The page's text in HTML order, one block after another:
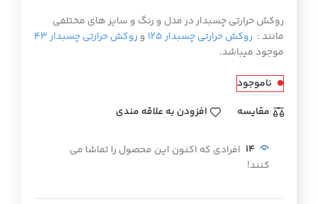
روکش حرارتی چسبدار در مدل و رنگ و سایز های مختلفی
مانند : روکش حرارتی چسبدار ۱۲۵ و روکش حرارتی چسبدار ۴۳
موجود میباشد.
ناموجود
مقايسه
افزودن به علاقه مندی
14 افرادی که اکنون این محصول را تماشا می
کنند!